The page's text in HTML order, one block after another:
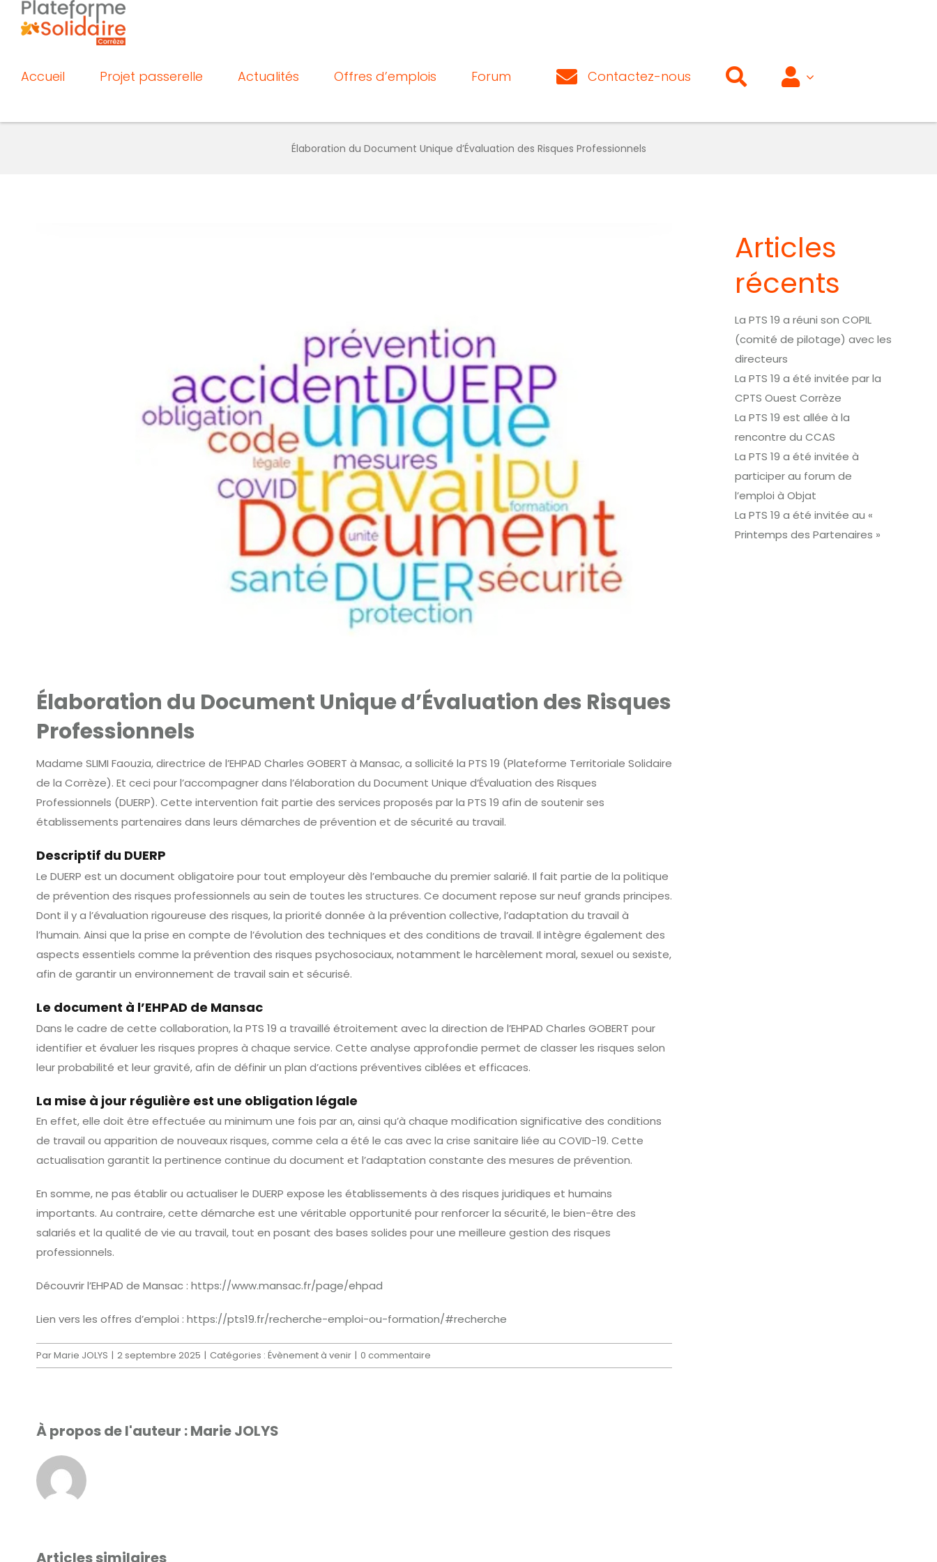
Passer
Accueil Projet passerelle Actualités Offres d’emplois Forum Contactez-nous
Élaboration du Document Unique d’Évaluation des Risques Professionnels
Élaboration du Document Unique d’Évaluation des Risques
Professionnels
Madame SLIMI Faouzia, directrice de l’EHPAD Charles GOBERT à Mansac, a sollicité la PTS 19 (Plateforme Territoriale Solidaire
de la Corrèze). Et ceci pour l’accompagner dans l’élaboration du Document Unique d’Évaluation des Risques
Professionnels (DUERP). Cette intervention fait partie des services proposés par la PTS 19 afin de soutenir ses
établissements partenaires dans leurs démarches de prévention et de sécurité au travail.
Descriptif du DUERP
Le DUERP est un document obligatoire pour tout employeur dès l’embauche du premier salarié. Il fait partie de la politique
de prévention des risques professionnels au sein de toutes les structures. Ce document repose sur neuf grands principes.
Dont il y a l’évaluation rigoureuse des risques, la priorité donnée à la prévention collective, l’adaptation du travail à
l’humain. Ainsi que la prise en compte de l’évolution des techniques et des conditions de travail. Il intègre également des
aspects essentiels comme la prévention des risques psychosociaux, notamment le harcèlement moral, sexuel ou sexiste,
afin de garantir un environnement de travail sain et sécurisé.
Le document à l’EHPAD de Mansac
Dans le cadre de cette collaboration, la PTS 19 a travaillé étroitement avec la direction de l’EHPAD Charles GOBERT pour
identifier et évaluer les risques propres à chaque service. Cette analyse approfondie permet de classer les risques selon
leur probabilité et leur gravité, afin de définir un plan d’actions préventives ciblées et efficaces.
La mise à jour régulière est une obligation légale
En effet, elle doit être effectuée au minimum une fois par an, ainsi qu’à chaque modification significative des conditions
de travail ou apparition de nouveaux risques, comme cela a été le cas avec la crise sanitaire liée au COVID-19. Cette
actualisation garantit la pertinence continue du document et l’adaptation constante des mesures de prévention.
En somme, ne pas établir ou actualiser le DUERP expose les établissements à des risques juridiques et humains
importants. Au contraire, cette démarche est une véritable opportunité pour renforcer la sécurité, le bien-être des
salariés et la qualité de vie au travail, tout en posant des bases solides pour une meilleure gestion des risques
professionnels.
Découvrir l’EHPAD de Mansac : https://www.mansac.fr/page/ehpad
Lien vers les offres d’emploi : https://pts19.fr/recherche-emploi-ou-formation/#recherche
ParMarie JOLYS | 2 septembre 2025 | Catégories : Évènement à venir | 0 commentaire
À propos de l'auteur :Marie JOLYS
Articles similaires
Articles
récents
La PTS 19 a réuni son COPIL
(comité de pilotage) avec les
directeurs
La PTS 19 a été invitée par la
CPTS Ouest Corrèze
La PTS 19 est allée à la
rencontre du CCAS
La PTS 19 a été invitée à
participer au forum de
l’emploi à Objat
La PTS 19 a été invitée au «
Printemps des Partenaires »